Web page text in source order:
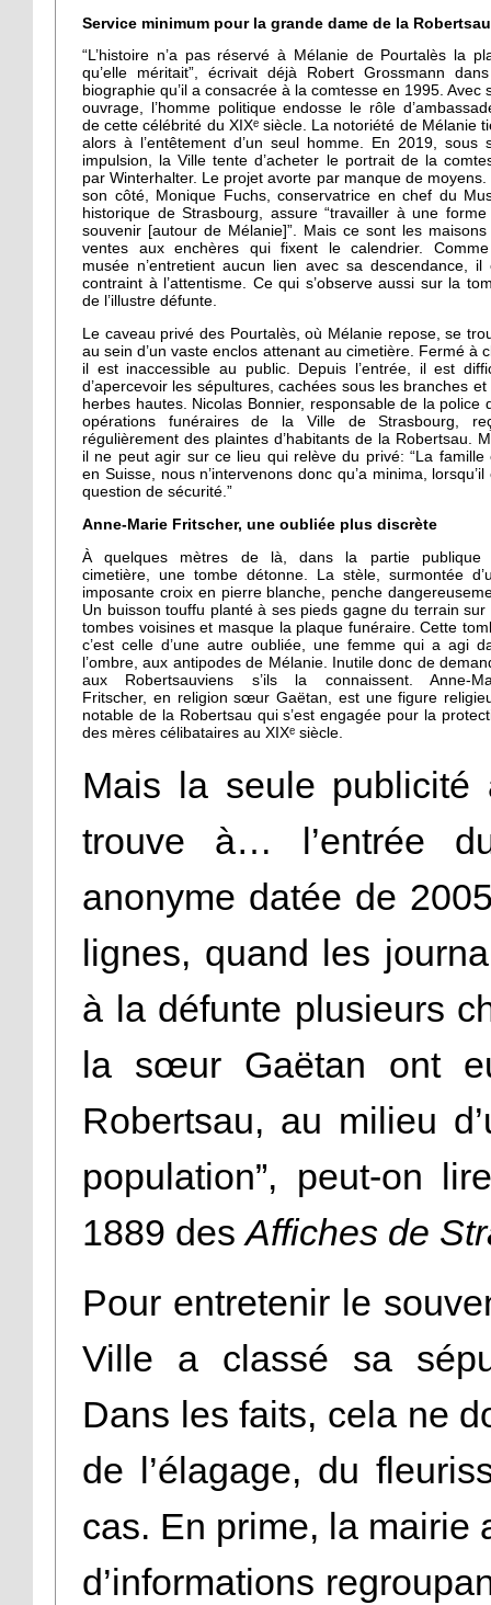
Service minimum pour la grande dame de la Robertsau
“L’histoire n’a pas réservé à Mélanie de Pourtalès la
qu’elle méritait”, écrivait déjà Robert Grossmann
biographie qu’il a consacrée à la comtesse en 1995. Avec
ouvrage, l’homme politique endosse le rôle
de cette célébrité du XIXᵉ siècle. La notoriété de Mélanie
alors à l’entêtement d’un seul homme. En 2019, sous
impulsion, la Ville tente d’acheter le portrait de la
par Winterhalter. Le projet avorte par manque de moyens.
son côté, Monique Fuchs, conservatrice en chef du
historique de Strasbourg, assure “travailler à une forme
souvenir [autour de Mélanie]”. Mais ce sont les maisons
ventes aux enchères qui fixent le calendrier.
musée n’entretient aucun lien avec sa descendance, il
contraint à l’attentisme. Ce qui s’observe aussi sur la
de l’illustre défunte.
Le caveau privé des Pourtalès, où Mélanie repose, se
au sein d’un vaste enclos attenant au cimetière. Fermé à
il est inaccessible au public. Depuis l’entrée, il est
d’apercevoir les sépultures, cachées sous les branches et
herbes hautes. Nicolas Bonnier, responsable de la police
opérations funéraires de la Ville de Strasbourg,
régulièrement des plaintes d’habitants de la Robertsau.
il ne peut agir sur ce lieu qui relève du privé: “La famille
en Suisse, nous n’intervenons donc qu’a minima, lorsqu’il
question de sécurité.”
Anne-Marie Fritscher, une oubliée plus discrète
À quelques mètres de là, dans la partie publique
cimetière, une tombe détonne. La stèle, surmontée
imposante croix en pierre blanche, penche
Un buisson touffu planté à ses pieds gagne du terrain sur
tombes voisines et masque la plaque funéraire. Cette
c’est celle d’une autre oubliée, une femme qui a agi
l’ombre, aux antipodes de Mélanie. Inutile donc de
aux Robertsauviens s’ils la connaissent. Anne-
Fritscher, en religion sœur Gaëtan, est une figure
notable de la Robertsau qui s’est engagée pour la
des mères célibataires au XIXᵉ siècle.
Mais la seule
trouve à… l’entrée
anonyme datée de
lignes, quand les
à la défunte plusieurs
la sœur Gaëtan ont
Robertsau, au milieu
population”, peut-on
1889 desAffiches de
Pour entretenir le
Ville a classé sa
Dans les faits, cela ne
de l’élagage, du
cas. En prime, la mairie
d’informations